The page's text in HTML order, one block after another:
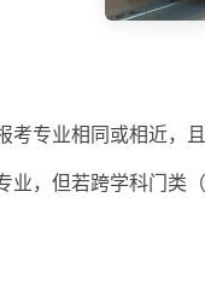
考专业相同或相近，
业，但若跨学科门类